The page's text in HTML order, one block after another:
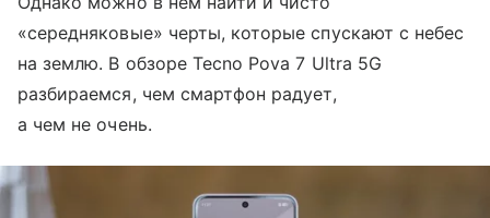
«середняковые» черты, которые спускают с небес
на землю. В обзоре Tecno Pova 7 Ultra 5G
разбираемся, чем смартфон радует,
а чем не очень.